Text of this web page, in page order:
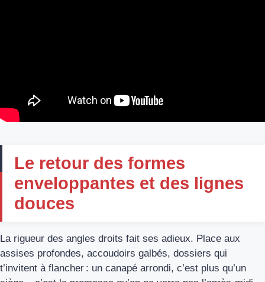
Le retour des formes
enveloppantes et des lignes
douces
La rigueur des angles droits fait ses adieux. Place aux
assises profondes, accoudoirs galbés, dossiers qui
t’invitent à flancher : un canapé arrondi, c’est plus qu’un